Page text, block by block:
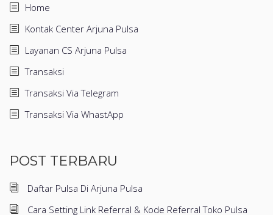
Home
Kontak Center Arjuna Pulsa
Layanan CS Arjuna Pulsa
Transaksi
Transaksi Via Telegram
Transaksi Via WhastApp
POST TERBARU
Daftar Pulsa Di Arjuna Pulsa
Cara Setting Link Referral & Kode Referral Toko Pulsa